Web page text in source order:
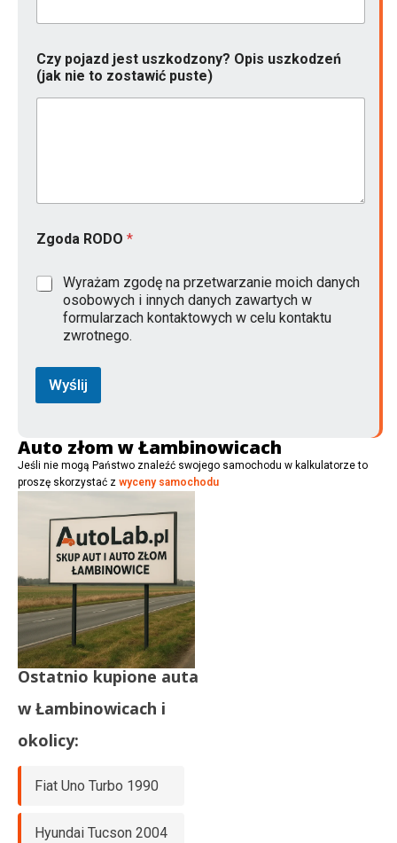
j
z
o
Czy pojazd jest uszkodzony? Opis uszkodzeń
(jak nie to zostawić puste)
Zgoda RODO *
Wyrażam zgodę na przetwarzanie moich danych
osobowych i innych danych zawartych w
formularzach kontaktowych w celu kontaktu
zwrotnego.
Wyślij
Auto złom w Łambinowicach
Jeśli nie mogą Państwo znaleźć swojego samochodu w kalkulatorze to
proszę skorzystać z wyceny samochodu
Ostatnio kupione auta
w Łambinowicach i
okolicy:
Fiat Uno Turbo 1990
Hyundai Tucson 2004